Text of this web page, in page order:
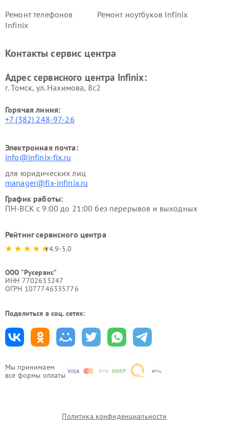
Мы принимаем
все формы оплаты
Ремонт телефонов
Infinix
Ремонт ноутбуков Infinix
Контакты сервис центра
Адрес сервисного центра Infinix:
г. Томск, ул. Нахимова, 8с2
Горячая линия:
+7 (382) 248-97-26
Электронная почта:
info@infinix-fix.ru
для юридических лиц
manager@fix-infinix.ru
График работы:
ПН-ВСК с 9:00 до 21:00 без перерывов и выходных
Рейтинг сервисного центра
4.9-5.0
ООО "Русервис"
ИНН 7702633247
ОГРН 1077746335776
Поделиться в соц. сетях:
Политика конфиденциальности